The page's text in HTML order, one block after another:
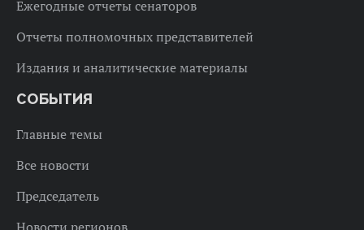
Ежегодные отчеты сенаторов
Отчеты полномочных представителей
Издания и аналитические материалы
СОБЫТИЯ
Главные темы
Все новости
Председатель
Новости регионов